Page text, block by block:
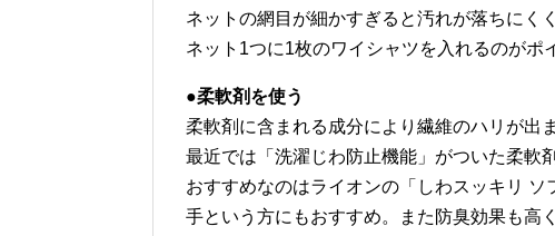
ネットの網目が細かすぎると汚れが落ちにく
ネット1つに1枚のワイシャツを入れるのがポ
●柔軟剤を使う
柔軟剤に含まれる成分により繊維のハリが出ま
最近では「洗濯じわ防止機能」がついた柔軟
おすすめなのはライオンの「しわスッキリ
手という方にもおすすめ。また防臭効果も高